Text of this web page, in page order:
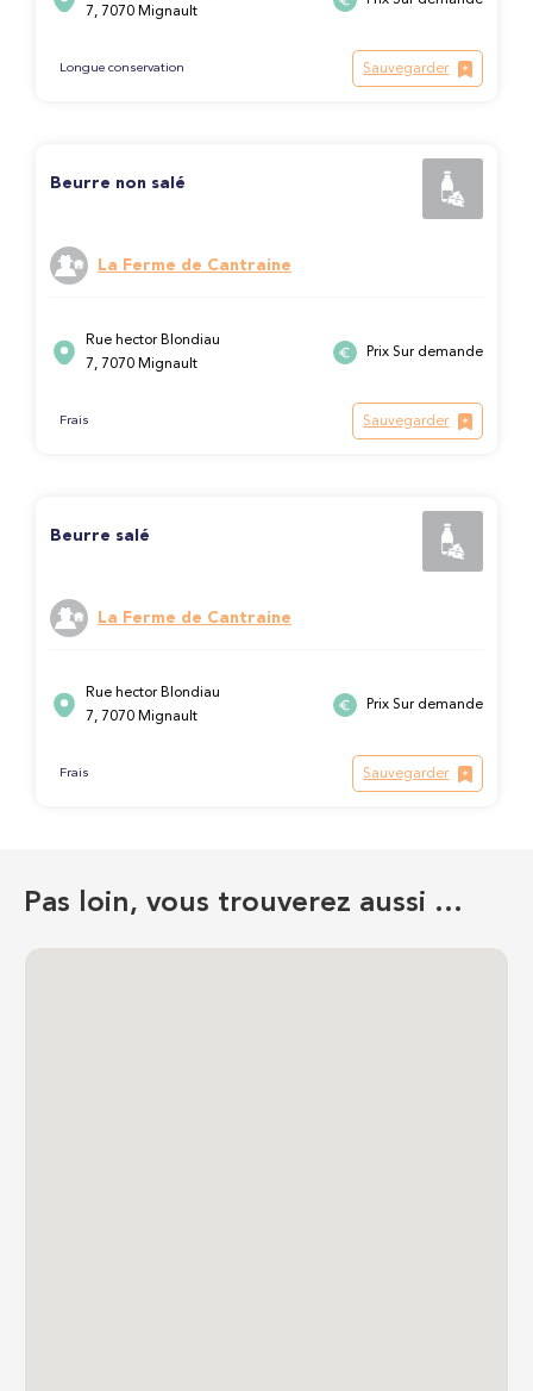
7, 7070 Mignault
Longue conservation Sauvegarder
Beurre non salé
La Ferme de Cantraine
Rue hector Blondiau
7, 7070 Mignault
Prix Sur demande
Frais Sauvegarder
Beurre salé
La Ferme de Cantraine
Rue hector Blondiau
7, 7070 Mignault
Prix Sur demande
Frais Sauvegarder
Pas loin, vous trouverez aussi …